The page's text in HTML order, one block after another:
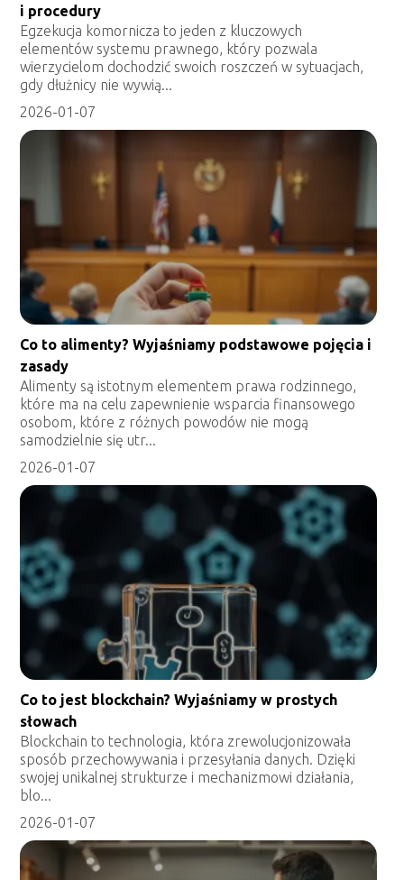
i procedury
Egzekucja komornicza to jeden z kluczowych
elementów systemu prawnego, który pozwala
wierzycielom dochodzić swoich roszczeń w sytuacjach,
gdy dłużnicy nie wywią...
2026-01-07
Co to alimenty? Wyjaśniamy podstawowe pojęcia i
zasady
Alimenty są istotnym elementem prawa rodzinnego,
które ma na celu zapewnienie wsparcia finansowego
osobom, które z różnych powodów nie mogą
samodzielnie się utr...
2026-01-07
Co to jest blockchain? Wyjaśniamy w prostych
słowach
Blockchain to technologia, która zrewolucjonizowała
sposób przechowywania i przesyłania danych. Dzięki
swojej unikalnej strukturze i mechanizmowi działania,
blo...
2026-01-07